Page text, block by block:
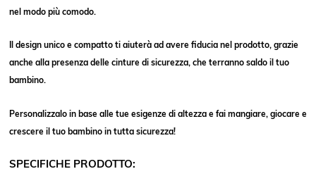
nel modo più comodo.
Il design unico e compatto ti aiuterà ad avere fiducia nel prodotto, grazie
anche alla presenza delle cinture di sicurezza, che terranno saldo il tuo
bambino.
Personalizzalo in base alle tue esigenze di altezza e fai mangiare, giocare e
crescere il tuo bambino in tutta sicurezza!
SPECIFICHE PRODOTTO: